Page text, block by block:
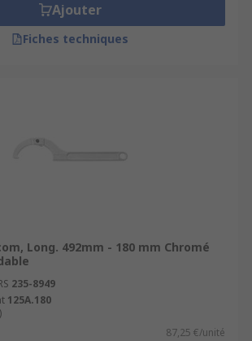
Ajouter
Fiches techniques
Long. 492mm - 180 mm Chromé
235-8949
125A.180
87,25 €/unité